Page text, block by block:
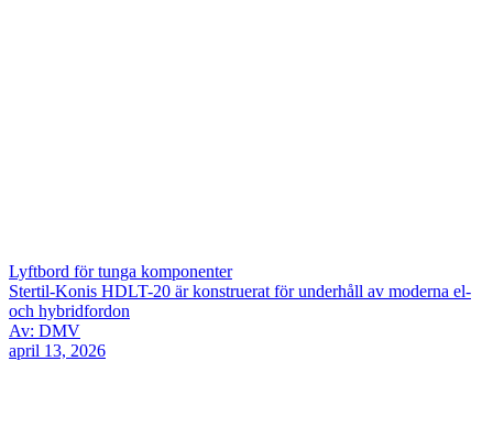
Lyftbord för tunga komponenter
Stertil-Konis HDLT-20 är konstruerat för underhåll av moderna el-
och hybridfordon
Av: DMV
april 13, 2026